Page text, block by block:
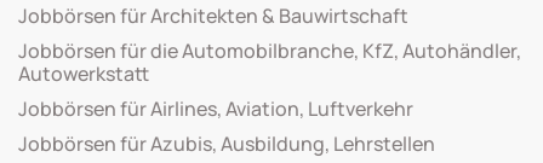
Jobbörsen für Architekten & Bauwirtschaft
Jobbörsen für die Automobilbranche, KfZ, Autohändler,
Autowerkstatt
Jobbörsen für Airlines, Aviation, Luftverkehr
Jobbörsen für Azubis, Ausbildung, Lehrstellen